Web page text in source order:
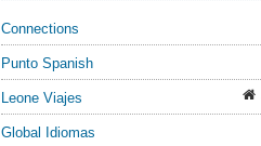
Connections
Punto Spanish
Leone Viajes
Global Idiomas